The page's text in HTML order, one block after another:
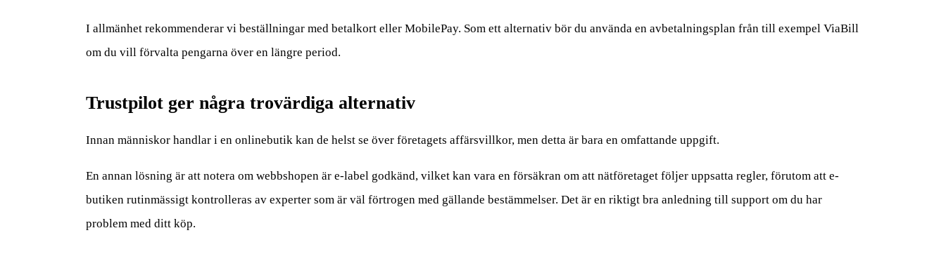
I allmänhet rekommenderar vi beställningar med betalkort eller MobilePay. Som ett alternativ bör du använda en avbetalningsplan från till exempel ViaBill
om du vill förvalta pengarna över en längre period.
Trustpilot ger några trovärdiga alternativ
Innan människor handlar i en onlinebutik kan de helst se över företagets affärsvillkor, men detta är bara en omfattande uppgift.
En annan lösning är att notera om webbshopen är e-label godkänd, vilket kan vara en försäkran om att nätföretaget följer uppsatta regler, förutom att e-
butiken rutinmässigt kontrolleras av experter som är väl förtrogen med gällande bestämmelser. Det är en riktigt bra anledning till support om du har
problem med ditt köp.